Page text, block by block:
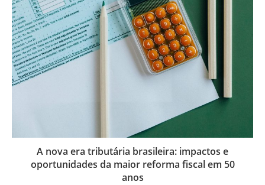
A nova era tributária brasileira: impactos e
oportunidades da maior reforma fiscal em 50
anos